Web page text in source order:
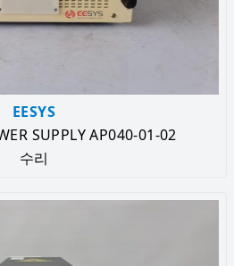
EESYS
SUPPLY AP040-01-02
수리